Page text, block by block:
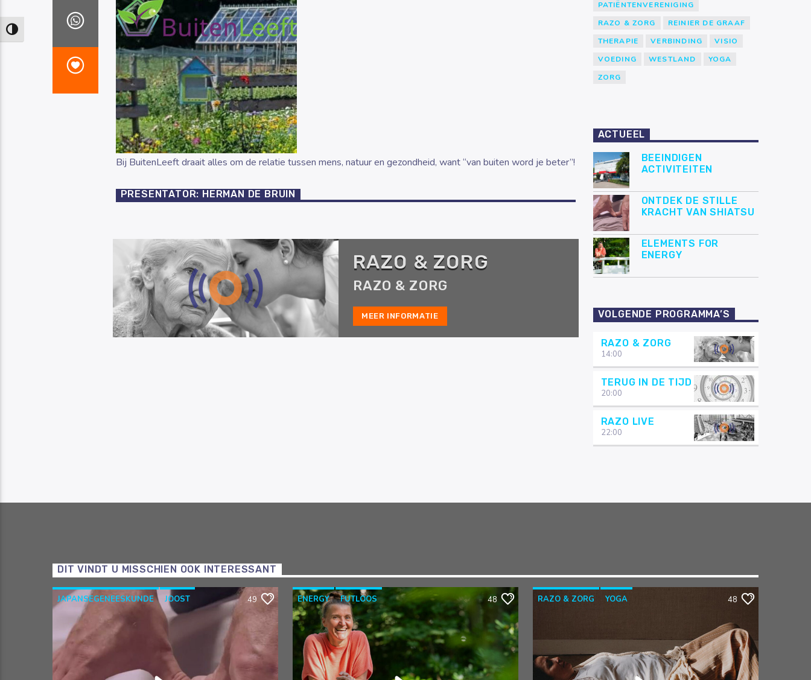
Keuze voor hoog contrast
Bij BuitenLeeft draait alles om de relatie tussen mens, natuur en gezondheid, want “van buiten word je beter”!
PRESENTATOR: HERMAN DE BRUIN
RAZO & ZORG
RAZO & ZORG
MEER INFORMATIE
PATIËNTENVERENIGING
RAZO & ZORG
REINIER DE GRAAF
THERAPIE
VERBINDING
VISIO
VOEDING
WESTLAND
YOGA
ZORG
ACTUEEL
BEEINDIGEN
ACTIVITEITEN
ONTDEK DE STILLE
KRACHT VAN SHIATSU
ELEMENTS FOR
ENERGY
VOLGENDE PROGRAMMA’S
RAZO & ZORG
14:00
TERUG IN DE TIJD
20:00
RAZO LIVE
22:00
DIT VINDT U MISSCHIEN OOK INTERESSANT
JAPANSEGENEESKUNDE
JOOST
OOSTERSEGENEESKUNDE
RAZO & ZORG
49 ENERGY
FUTLOOS
HORMOONTHERAPEUT
OVERGANG
RAZO & ZORG
48 RAZO & ZORG
YOGA
48